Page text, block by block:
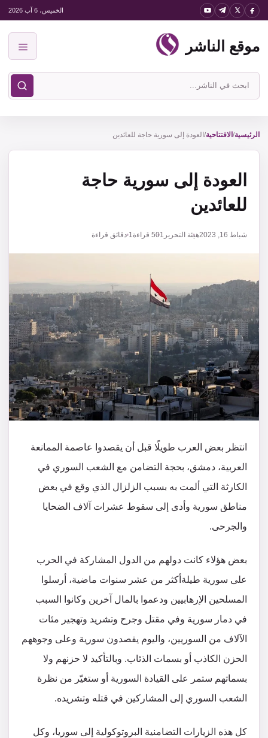
انتقل
المحتوى
الخميس، 6 آب 2026
موقع الناشر
ابحث
في
الناشر
الرئيسية/ الافتتاحية/ العودة إلى سورية حاجة للعائدين
العودة إلى سورية حاجة
للعائدين
شباط 16, 2023 هيئة التحرير 501 قراءة1 دقائق قراءة
انتظر بعض العرب طويلًا قبل أن يقصدوا عاصمة الممانعة
العربية، دمشق، بحجة التضامن مع الشعب السوري في
الكارثة التي ألمت به بسبب الزلزال الذي وقع في بعض
مناطق سورية وأدى إلى سقوط عشرات آلاف الضحايا
والجرحى.
بعض هؤلاء كانت دولهم من الدول المشاركة في الحرب
على سورية طيلةأكثر من عشر سنوات ماضية، أرسلوا
المسلحين الإرهابيين ودعموا بالمال آخرين وكانوا السبب
في دمار سورية وفي مقتل وجرح وتشريد وتهجير مئات
الآلاف من السوريين، واليوم يقصدون سورية وعلى وجوههم
الحزن الكاذب أو بسمات الذئاب. وبالتأكيد لا حزنهم ولا
بسماتهم ستمر على القيادة السورية أو ستغيّر من نظرة
الشعب السوري إلى المشاركين في قتله وتشريده.
كل هذه الزيارات التضامنية البروتوكولية إلى سوريا، وكل